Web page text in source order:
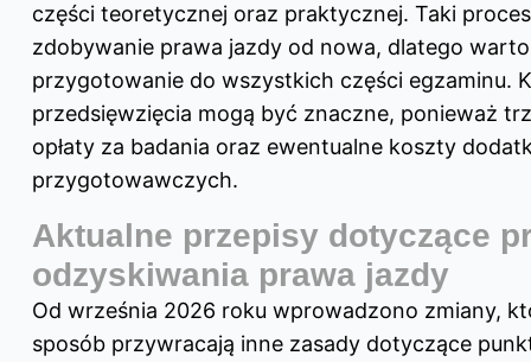
części teoretycznej oraz praktycznej. Taki
zdobywanie prawa jazdy od nowa, dlatego
przygotowanie do wszystkich części egzaminu.
przedsięwzięcia mogą być znaczne, ponieważ
opłaty za badania oraz ewentualne koszty
przygotowawczych.
Aktualne przepisy dotyczące
odzyskiwania prawa jazdy
Od września 2026 roku wprowadzono zmiany,
sposób przywracają inne zasady dotyczące